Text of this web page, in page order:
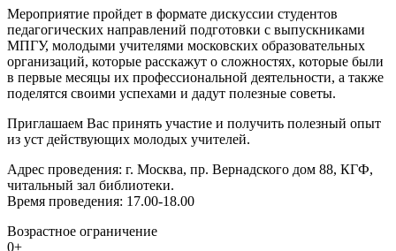
Мероприятие пройдет в формате дискуссии студентов
педагогических направлений подготовки с выпускниками
МПГУ, молодыми учителями московских образовательных
организаций, которые расскажут о сложностях, которые были
в первые месяцы их профессиональной деятельности, а также
поделятся своими успехами и дадут полезные советы.
Приглашаем Вас принять участие и получить полезный опыт
из уст действующих молодых учителей.
Адрес проведения: г. Москва, пр. Вернадского дом 88, КГФ,
читальный зал библиотеки.
Время проведения: 17.00-18.00
Возрастное ограничение
0+